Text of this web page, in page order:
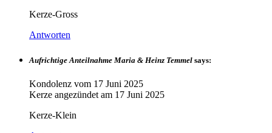
Kerze-Gross
Antworten
Aufrichtige Anteilnahme Maria & Heinz Temmel says:
Kondolenz vom 17 Juni 2025
Kerze angezündet am 17 Juni 2025
Kerze-Klein